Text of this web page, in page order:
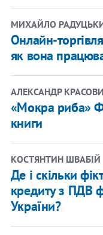
МИХАЙЛО
Онлайн-
як вона
АЛЕКСАНДР
«Мокра риба»
книги
КОСТЯНТИН ШВАБІЙ
Де і скільки
кредиту з ПДВ
України?